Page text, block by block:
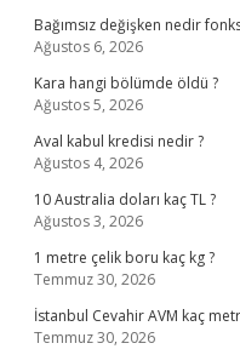
Bağımsız değişken nedir
Ağustos 6, 2026
Kara hangi bölümde öldü ?
Ağustos 5, 2026
Aval kabul kredisi nedir ?
Ağustos 4, 2026
10 Australia doları kaç TL ?
Ağustos 3, 2026
1 metre çelik boru kaç kg ?
Temmuz 30, 2026
İstanbul Cevahir AVM kaç
Temmuz 30, 2026